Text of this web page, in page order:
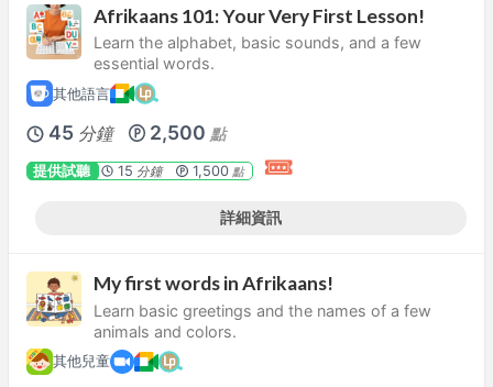
Afrikaans 101: Your Very First Lesson!
Learn the alphabet, basic sounds, and a few
essential words.
其他語言
45 分鐘 2,500 點
提供試聽 15 分鐘 1,500點
詳細資訊
My first words in Afrikaans!
Learn basic greetings and the names of a few
animals and colors.
其他兒童